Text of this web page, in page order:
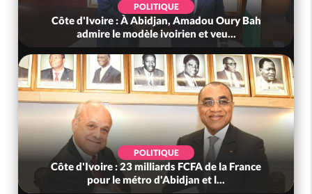
POLITIQUE
Côte d'Ivoire : À Abidjan, Amadou Oury Bah
admire le modèle ivoirien et veu...
POLITIQUE
Côte d'Ivoire : 23 milliards FCFA de la France
pour le métro d'Abidjan et l...